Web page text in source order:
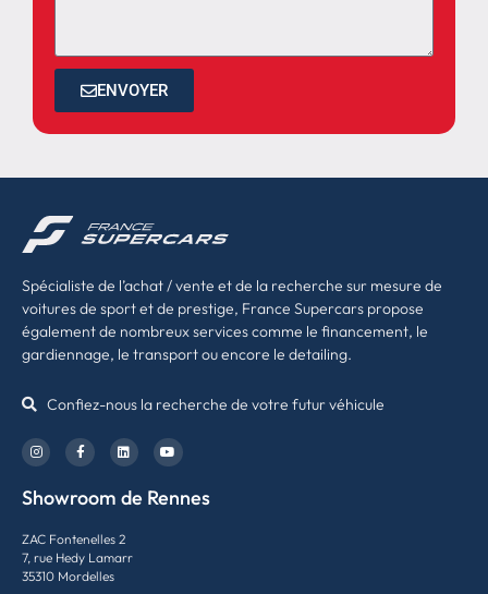
ENVOYER
Spécialiste de l’achat / vente et de la recherche sur mesure de
voitures de sport et de prestige, France Supercars propose
également de nombreux services comme le financement, le
gardiennage, le transport ou encore le detailing.
Confiez-nous la recherche de votre futur véhicule
Showroom de Rennes
ZAC Fontenelles 2
7, rue Hedy Lamarr
35310 Mordelles